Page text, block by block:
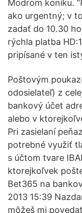
Modrom koníku.
ako urgentný; v
zadať do 10.30
rýchla platba
pripísané v ten
Poštovým
odosielateľ) z
bankový účet
alebo v
Pri zasielaní
potrebné využiť
s účtom tvare
ktorejkoľvek
Bet365 na
2013 15:39
môžeš mi